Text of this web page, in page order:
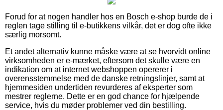
Forud for at nogen handler hos en Bosch e-shop burde de i
reglen tage stilling til e-butikkens vilkår, det er dog ofte ikke
særlig morsomt.
Et andet alternativ kunne måske være at se hvorvidt online
virksomheden er e-mærket, eftersom det skulle være en
indikation om at internet webshoppen opererer i
overensstemmelse med de danske retningslinjer, samt at
hjemmesiden undertiden revurderes af eksperter som
mestrer reglerne. Dette er en god chance for hjælpende
service, hvis du møder problemer ved din bestilling.